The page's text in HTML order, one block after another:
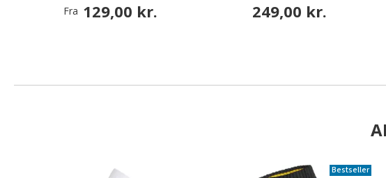
Fra 129,00 kr. 249,00 kr.
Bestseller